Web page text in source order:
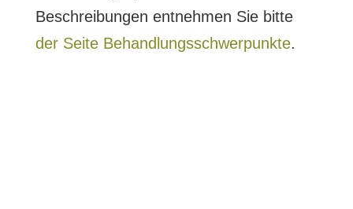
Beschreibungen entnehmen Sie bitte
der Seite Behandlungsschwerpunkte.